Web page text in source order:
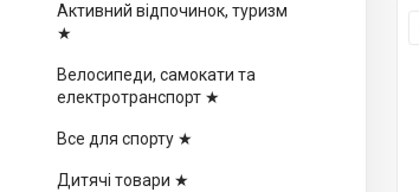
Активний відпочинок, туризм
★
Велосипеди, самокати та
електротранспорт ★
Все для спорту ★
Дитячі товари ★